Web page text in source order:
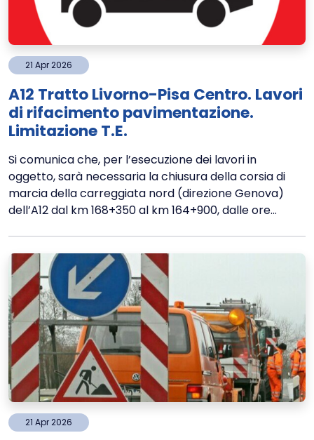
21 Apr2026
A12 Tratto Livorno-Pisa Centro. Lavori
di rifacimento pavimentazione.
Limitazione T.E.
Si comunica che, per l’esecuzione dei lavori in
oggetto, sarà necessaria la chiusura della corsia di
marcia della carreggiata nord (direzione Genova)
dell’A12 dal km 168+350 al km 164+900, dalle ore...
21 Apr2026